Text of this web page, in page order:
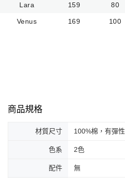
Lara 159 80
Venus 169 100
商品規格
材質尺寸 100%棉，有彈性
色系 2色
配件 無